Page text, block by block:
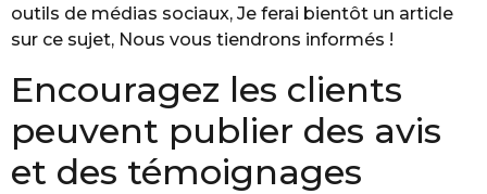
outils de médias sociaux, Je ferai bientôt un article
sur ce sujet, Nous vous tiendrons informés !
Encouragez les clients
peuvent publier des avis
et des témoignages